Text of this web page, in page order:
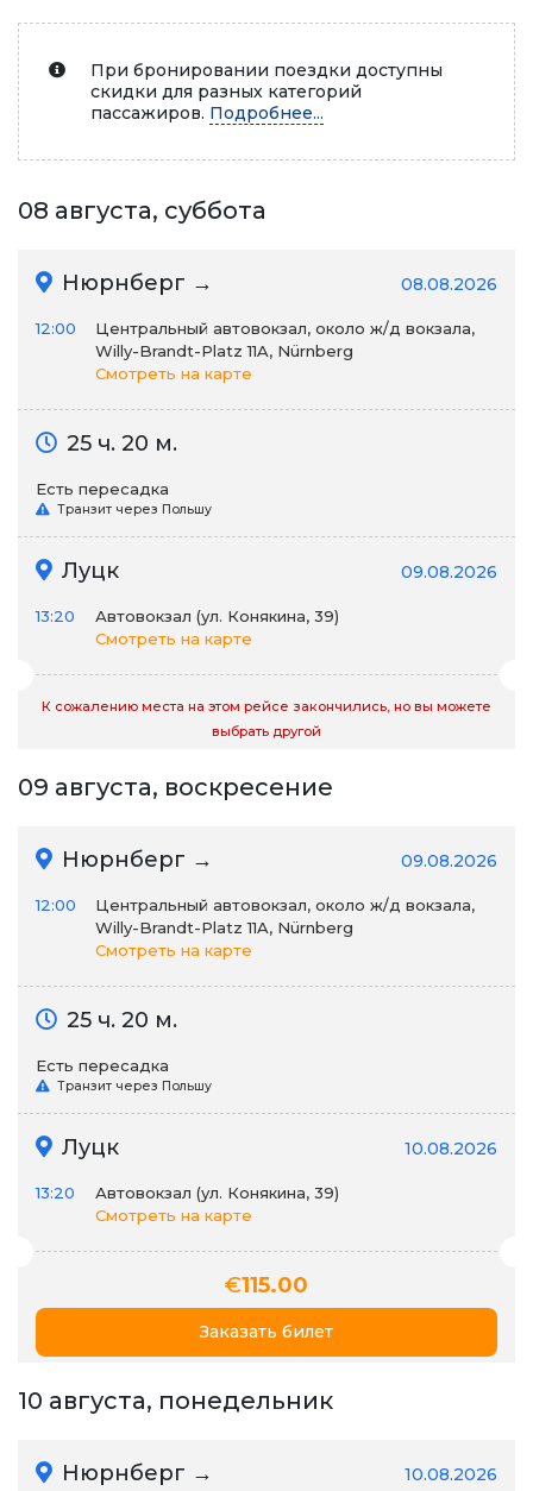
При бронировании поездки доступны
скидки для разных категорий
пассажиров. Подробнее...
08 августа, суббота
Нюрнберг → 08.08.2026
12:00
Центральный автовокзал, около ж/д вокзала,
Willy-Brandt-Platz 11A, Nürnberg
Смотреть на карте
25 ч. 20 м.
Есть пересадка
Транзит через Польшу
Луцк 09.08.2026
13:20
Автовокзал (ул. Конякина, 39)
Смотреть на карте
К сожалению места на этом рейсе закончились, но вы можете
выбрать другой
09 августа, воскресение
Нюрнберг → 09.08.2026
12:00
Центральный автовокзал, около ж/д вокзала,
Willy-Brandt-Platz 11A, Nürnberg
Смотреть на карте
25 ч. 20 м.
Есть пересадка
Транзит через Польшу
Луцк 10.08.2026
13:20
Автовокзал (ул. Конякина, 39)
Смотреть на карте
€115.00
Заказать билет
10 августа, понедельник
Нюрнберг → 10.08.2026